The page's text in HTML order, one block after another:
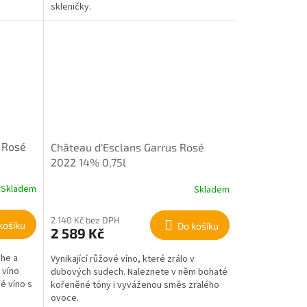
skleničky.
Skladem
a
víno s
Château d'Esclans Garrus Rosé
2022 14% 0,75l
Skladem
2 140 Kč bez DPH
2 589 Kč Do košíku
Vynikající růžové víno, které zrálo v
dubových sudech. Naleznete v něm bohaté
kořeněné tóny i vyváženou směs zralého
ovoce.